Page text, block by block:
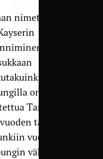
nimetä
on
Tamperetta
taakse.
vuonna 17
väkiluku